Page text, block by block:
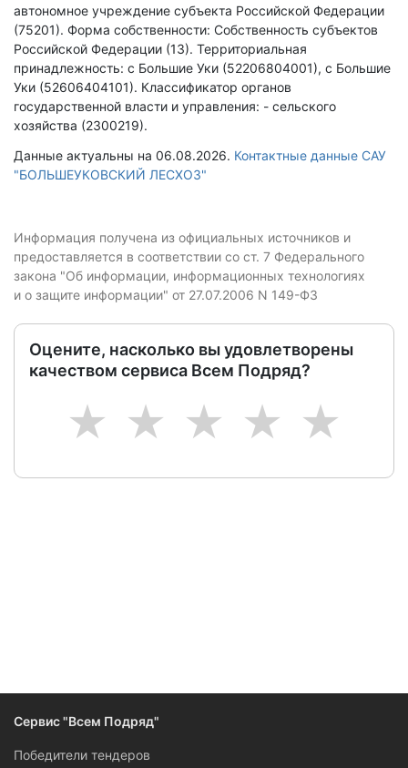
автономное учреждение субъекта Российской Федерации
(75201). Форма собственности: Собственность субъектов
Российской Федерации (13). Территориальная
принадлежность: с Большие Уки (52206804001), с Большие
Уки (52606404101). Классификатор органов
государственной власти и управления: - сельского
хозяйства (2300219).
Данные актуальны на 06.08.2026. Контактные данные САУ
"БОЛЬШЕУКОВСКИЙ ЛЕСХОЗ"
Информация получена из официальных источников и
предоставляется в соответствии со ст. 7 Федерального
закона "Об информации, информационных технологиях
и о защите информации" от 27.07.2006 N 149-ФЗ
Оцените, насколько вы удовлетворены
качеством сервиса Всем Подряд?
5
4
3
2
1
Сервис "Всем Подряд"
Победители тендеров